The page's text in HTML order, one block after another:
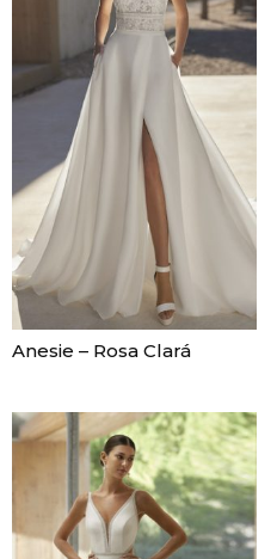
Anesie – Rosa Clará